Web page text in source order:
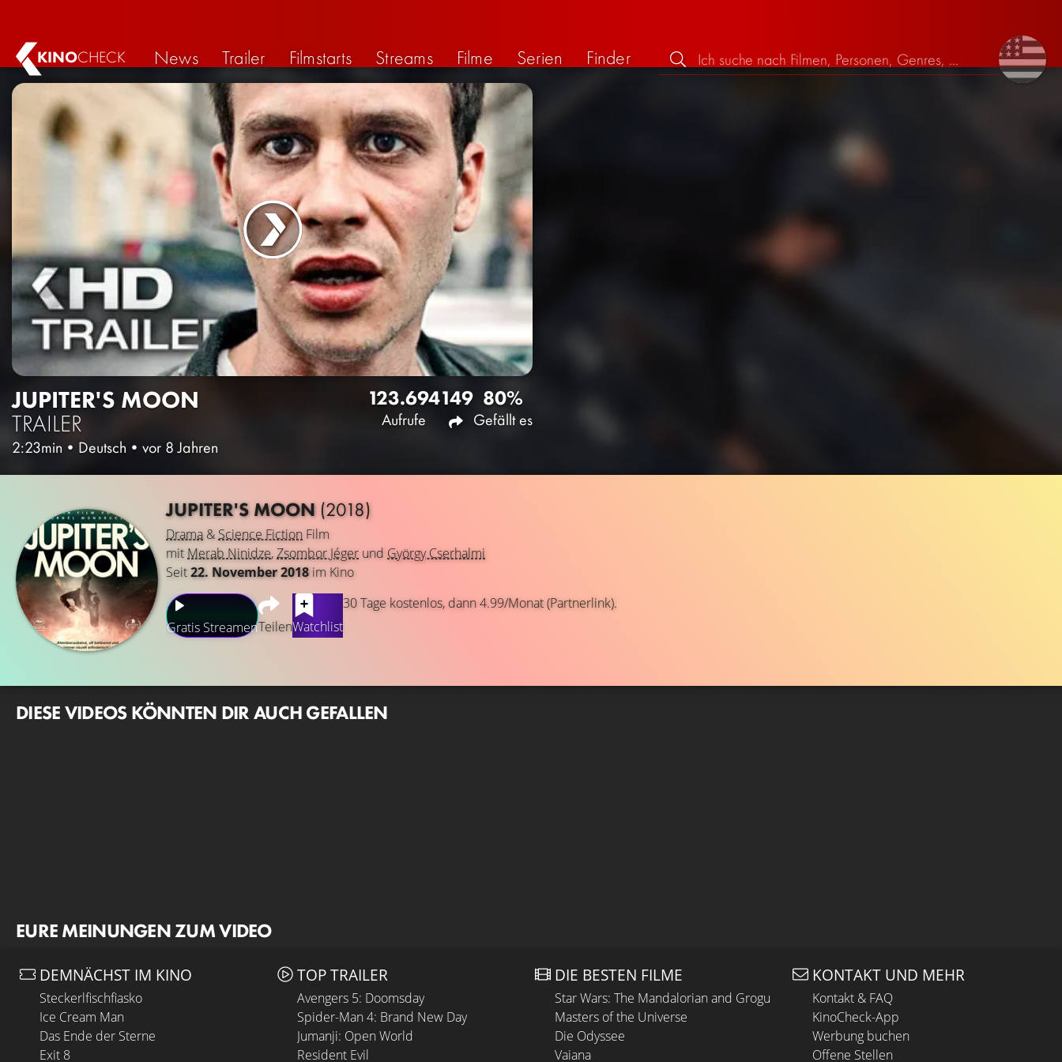
KINOCHECK News Trailer Filmstarts Streams Filme Serien Finder
JUPITER'S MOON
TRAILER
2:23min • Deutsch • vor 8 Jahren
123.694
Aufrufe
149 80%
Gefällt es
JUPITER'S MOON(2018)
Drama&Science Fiction Film
mit Merab Ninidze,Zsombor Jéger und György Cserhalmi
Seit22. November 2018im Kino
Gratis StreamenTeilenWatchlist
30 Tage kostenlos, dann 4.99/Monat (Partnerlink).
DIESE VIDEOS KÖNNTEN DIR AUCH GEFALLEN
EURE MEINUNGEN ZUM VIDEO
DEMNÄCHST IM KINO
Steckerlfischfiasko
Ice Cream Man
Das Ende der Sterne
Exit 8
TOP TRAILER
Avengers 5: Doomsday
Spider-Man 4: Brand New Day
Jumanji: Open World
Resident Evil
DIE BESTEN FILME
Star Wars: The Mandalorian and Grogu
Masters of the Universe
Die Odyssee
Vaiana
KONTAKT UND MEHR
Kontakt & FAQ
KinoCheck-App
Werbung buchen
Offene Stellen